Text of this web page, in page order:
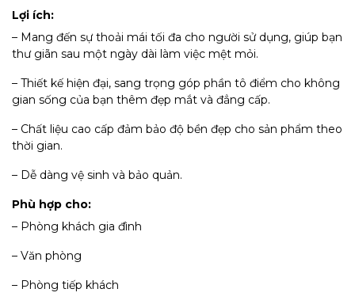
Lợi ích:
– Mang đến sự thoải mái tối đa cho người sử dụng, giúp bạn
thư giãn sau một ngày dài làm việc mệt mỏi.
– Thiết kế hiện đại, sang trọng góp phần tô điểm cho không
gian sống của bạn thêm đẹp mắt và đẳng cấp.
– Chất liệu cao cấp đảm bảo độ bền đẹp cho sản phẩm theo
thời gian.
– Dễ dàng vệ sinh và bảo quản.
Phù hợp cho:
– Phòng khách gia đình
– Văn phòng
– Phòng tiếp khách